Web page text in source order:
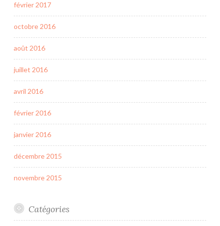
février 2017
octobre 2016
août 2016
juillet 2016
avril 2016
février 2016
janvier 2016
décembre 2015
novembre 2015
Catégories